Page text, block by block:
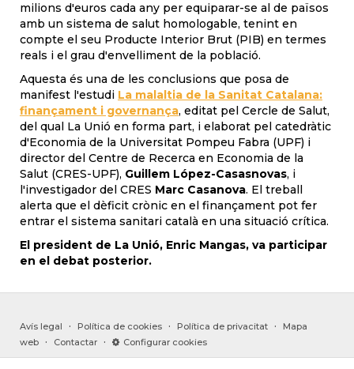
milions d'euros cada any per equiparar-se al de països
amb un sistema de salut homologable, tenint en
compte el seu Producte Interior Brut (PIB) en termes
reals i el grau d'envelliment de la població.
Aquesta és una de les conclusions que posa de
manifest l'estudi La malaltia de la Sanitat Catalana:
finançament i governança, editat pel Cercle de Salut,
del qual La Unió en forma part, i elaborat pel catedràtic
d'Economia de la Universitat Pompeu Fabra (UPF) i
director del Centre de Recerca en Economia de la
Salut (CRES-UPF), Guillem López-Casasnovas, i
l'investigador del CRES Marc Casanova. El treball
alerta que el dèficit crònic en el finançament pot fer
entrar el sistema sanitari català en una situació crítica.
El president de La Unió, Enric Mangas, va participar
en el debat posterior.
Avís legal · Política de cookies · Política de privacitat ·
Mapa
web
· Contactar · Configurar cookies